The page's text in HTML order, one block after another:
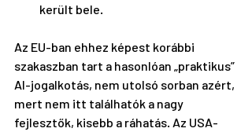
került bele.
Az EU-ban ehhez képest korábbi
szakaszban tart a hasonlóan „praktikus”
AI-jogalkotás, nem utolsó sorban azért,
mert nem itt találhatók a nagy
fejlesztők, kisebb a ráhatás. Az USA-